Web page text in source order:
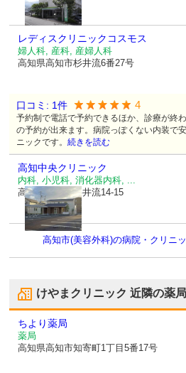
レディスクリニックコスモス
婦人科, 産科, 産婦人科
高知県高知市杉井流6番27号
口コミ: 1件 4
予約制で電話で予約できるほか、診療が終
の予約が出来ます。病院っぽくない内装で
ニックです。 続きを読む
高知中央クリニック
内科, 小児科, 消化器内科, ...
高知県高知市杉井流14-15
高知市(美容外科)の病院・クリニ
けやまクリニック 近隣の薬局
ちより薬局
薬局
高知県高知市知寄町1丁目5番17号